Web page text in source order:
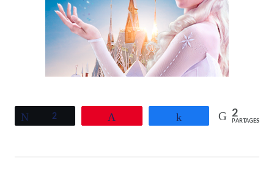
Tweetez
2 Partagez 2
PARTAGES